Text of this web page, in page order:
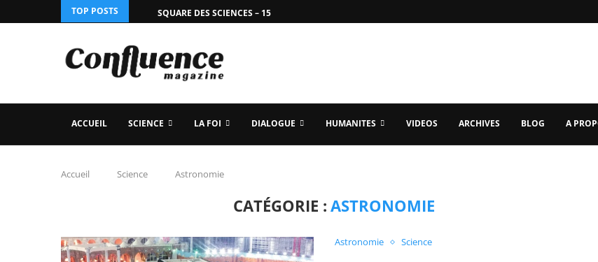
TOP POSTS SQUARE DES SCIENCES – 15
ACCUEIL SCIENCE LA FOI DIALOGUE HUMANITES VIDEOS ARCHIVES BLOG A
Accueil Science Astronomie
CATÉGORIE : ASTRONOMIE
Astronomie Science